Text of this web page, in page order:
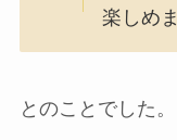
楽しめ
とのことでした。